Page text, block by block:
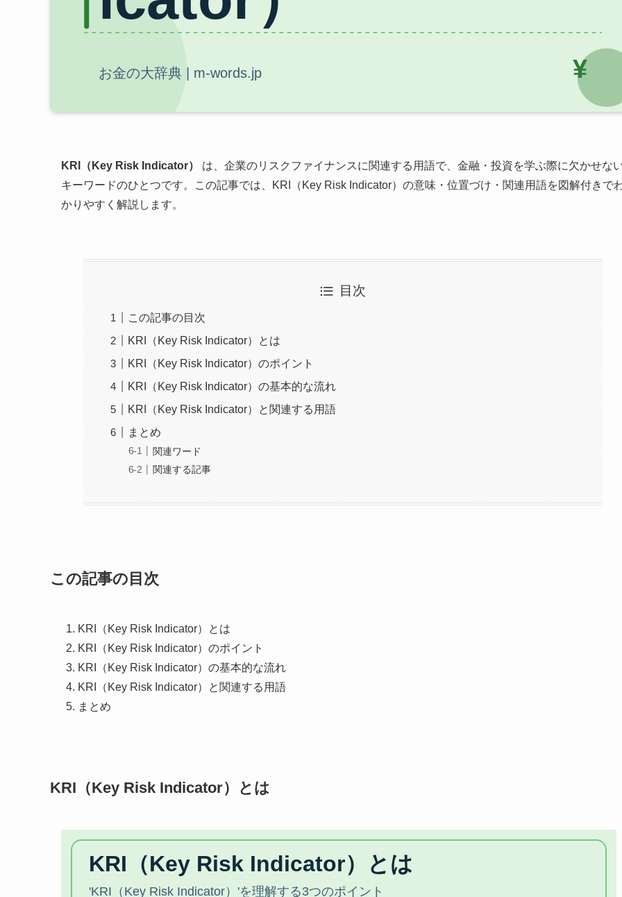
KRI（Key Risk Indicator）
は、企業のリスクファイナンスに関連する用語で、金融・投資を学ぶ際に欠かせな
キーワードのひとつです。この記事では、KRI（Key Risk Indicator）の意味・位置づけ・関連用語を図解付きで
かりやすく解説します。
目次
この記事の目次
KRI（Key Risk Indicator）とは
KRI（Key Risk Indicator）のポイント
KRI（Key Risk Indicator）の基本的な流れ
KRI（Key Risk Indicator）と関連する用語
まとめ
関連ワード
関連する記事
この記事の目次
KRI（Key Risk Indicator）とは
KRI（Key Risk Indicator）のポイント
KRI（Key Risk Indicator）の基本的な流れ
KRI（Key Risk Indicator）と関連する用語
まとめ
KRI（Key Risk Indicator）とは